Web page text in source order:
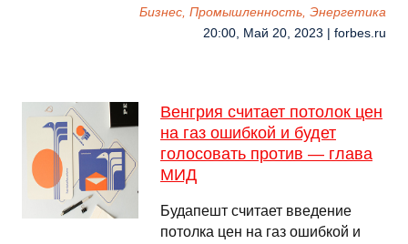
Бизнес, Промышленность, Энергетика
20:00, Май 20, 2023 | forbes.ru
Венгрия считает потолок цен
на газ ошибкой и будет
голосовать против — глава
МИД
Будапешт считает введение
потолка цен на газ ошибкой и